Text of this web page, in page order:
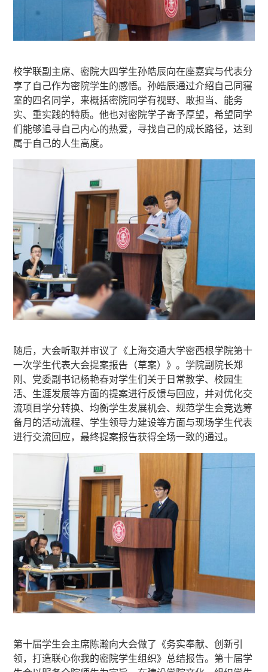
校学联副主席、密院大四学生孙皓辰向在座嘉宾与代表分
享了自己作为密院学生的感悟。孙皓辰通过介绍自己同寝
室的四名同学，来概括密院同学有视野、敢担当、能务
实、重实践的特质。他也对密院学子寄予厚望，希望同学
们能够追寻自己内心的热爱，寻找自己的成长路径，达到
属于自己的人生高度。
随后，大会听取并审议了《上海交通大学密西根学院第十
一次学生代表大会提案报告（草案）》。学院副院长郑
刚、党委副书记杨艳春对学生们关于日常教学、校园生
活、生涯发展等方面的提案进行反馈与回应，并对优化交
流项目学分转换、均衡学生发展机会、规范学生会竞选筹
备月的活动流程、学生领导力建设等方面与现场学生代表
进行交流回应，最终提案报告获得全场一致的通过。
第十届学生会主席陈瀚向大会做了《务实奉献、创新引
领，打造联心你我的密院学生组织》总结报告。第十届学